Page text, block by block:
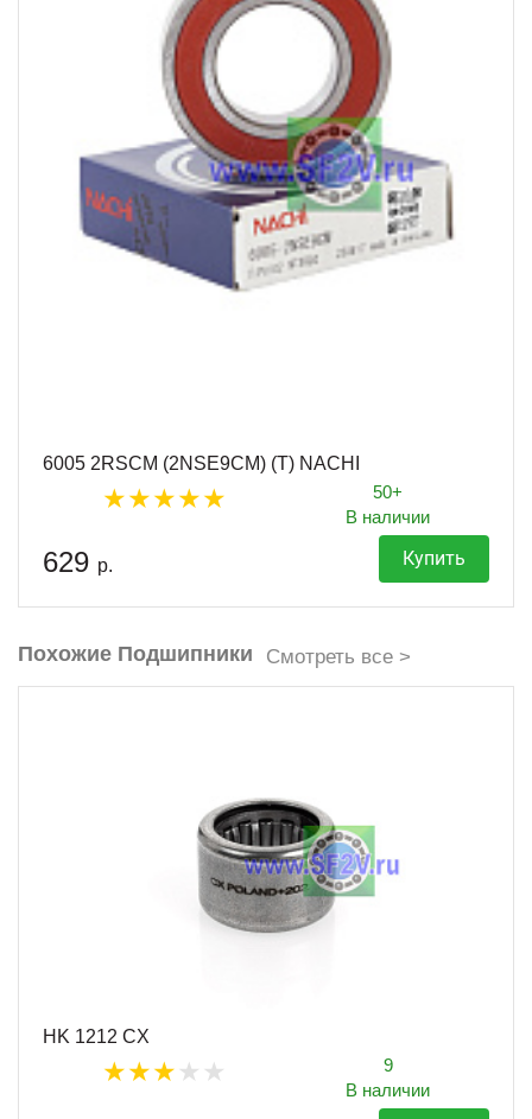
6005 2RSCM (2NSE9CM) (T) NACHI
50+
В наличии
629 р. Купить
Похожие Подшипники Смотреть все >
HK 1212 CX
9
В наличии